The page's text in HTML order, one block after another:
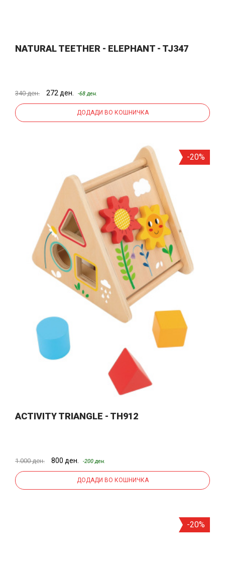
NATURAL TEETHER - ELEPHANT - TJ347
340 ден. 272 ден. -68 ден.
ДОДАДИ ВО КОШНИЧКА
-20%
ACTIVITY TRIANGLE - TH912
1.000 ден. 800 ден. -200 ден.
ДОДАДИ ВО КОШНИЧКА
-20%